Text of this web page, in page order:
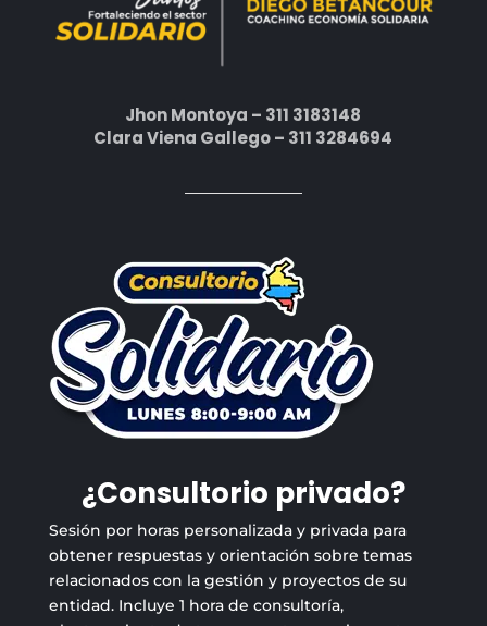
Jhon Montoya – 311 3183148
Clara Viena Gallego – 311 3284694
¿Consultorio privado?
Sesión por horas personalizada y privada para
obtener respuestas y orientación sobre temas
relacionados con la gestión y proyectos de su
entidad. Incluye 1 hora de consultoría,